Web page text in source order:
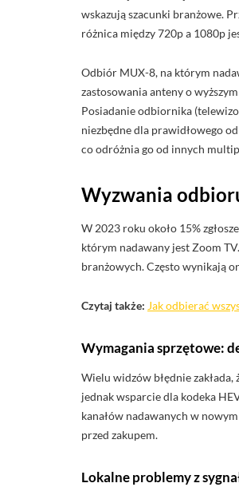
wskazują szacunki branżowe.
różnica między 720p a 1080p
Odbiór MUX-8, na którym
zastosowania anteny o
Posiadanie odbiornika
niezbędne dla prawidłowego
co odróżnia go od innych
Wyzwania
W 2023 roku około 15%
którym nadawany jest Zoom
branżowych. Często wynikają
Czytaj także: Jak odbierać
Wymagania sprzętowe:
Wielu widzów błędnie
jednak wsparcie dla kodeka
kanałów nadawanych w
przed zakupem.
Lokalne problemy z